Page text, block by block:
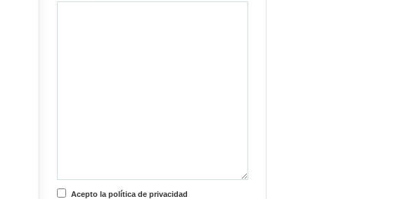
Acepto la política de privacidad